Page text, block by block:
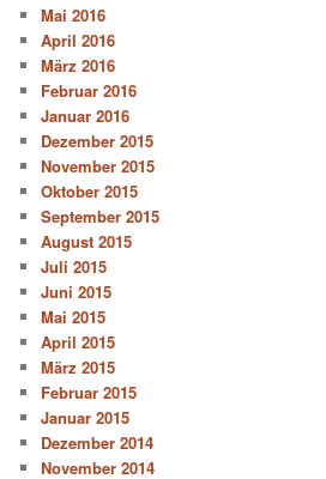
Mai 2016
April 2016
März 2016
Februar 2016
Januar 2016
Dezember 2015
November 2015
Oktober 2015
September 2015
August 2015
Juli 2015
Juni 2015
Mai 2015
April 2015
März 2015
Februar 2015
Januar 2015
Dezember 2014
November 2014